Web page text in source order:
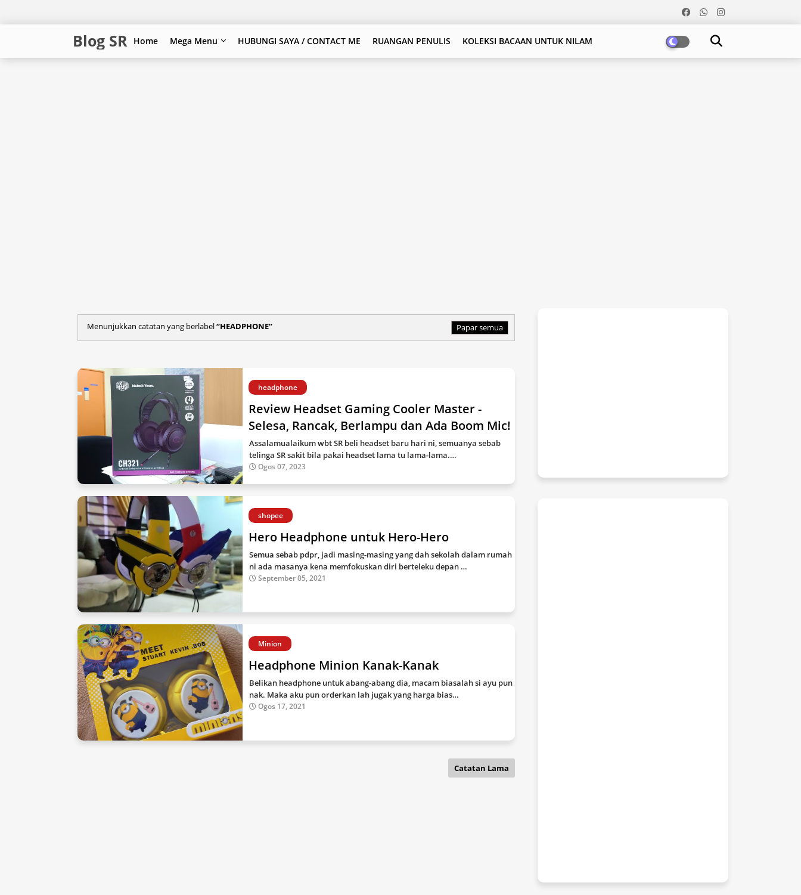
Blog SR Home Mega Menu HUBUNGI SAYA / CONTACT ME RUANGAN PENULIS KOLEKSI BACAAN UNTUK NILAM
Menunjukkan catatan yang berlabel HEADPHONE Papar semua
headphone
Review Headset Gaming Cooler Master -
Selesa, Rancak, Berlampu dan Ada Boom Mic!
Assalamualaikum wbt SR beli headset baru hari ni, semuanya sebab
telinga SR sakit bila pakai headset lama tu lama-lama.…
Ogos 07, 2023
shopee
Hero Headphone untuk Hero-Hero
Semua sebab pdpr, jadi masing-masing yang dah sekolah dalam rumah
ni ada masanya kena memfokuskan diri berteleku depan …
September 05, 2021
Minion
Headphone Minion Kanak-Kanak
Belikan headphone untuk abang-abang dia, macam biasalah si ayu pun
nak. Maka aku pun orderkan lah jugak yang harga bias…
Ogos 17, 2021
Catatan Lama